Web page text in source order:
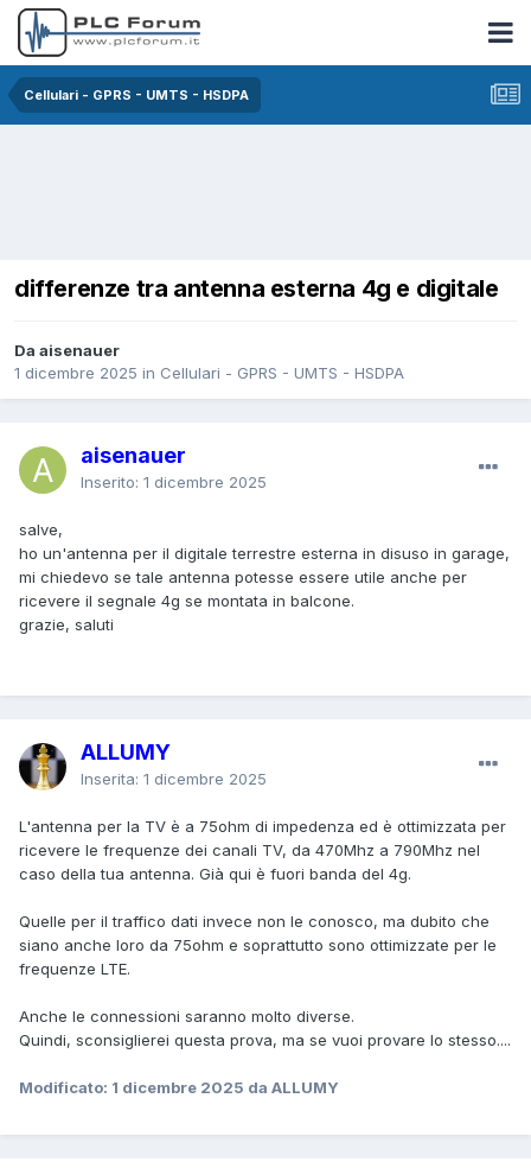
Cellulari - GPRS - UMTS - HSDPA
differenze tra antenna esterna 4g e digitale
Da aisenauer
1 dicembre 2025 in Cellulari - GPRS - UMTS - HSDPA
aisenauer
Inserito: 1 dicembre 2025
salve,
ho un'antenna per il digitale terrestre esterna in disuso in garage,
mi chiedevo se tale antenna potesse essere utile anche per
ricevere il segnale 4g se montata in balcone.
grazie, saluti
ALLUMY
Inserita: 1 dicembre 2025
L'antenna per la TV è a 75ohm di impedenza ed è ottimizzata per
ricevere le frequenze dei canali TV, da 470Mhz a 790Mhz nel
caso della tua antenna. Già qui è fuori banda del 4g.
Quelle per il traffico dati invece non le conosco, ma dubito che
siano anche loro da 75ohm e soprattutto sono ottimizzate per le
frequenze LTE.
Anche le connessioni saranno molto diverse.
Quindi, sconsiglierei questa prova, ma se vuoi provare lo stesso....
Modificato: 1 dicembre 2025 da ALLUMY